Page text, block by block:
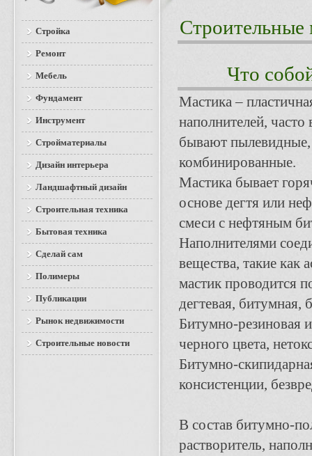
Строительные
Что
Мастика –
наполнителей,
бывают пылевидные,
комбинированные.
Мастика бывает
основе дегтя или
смеси с нефтяным
Наполнителями
вещества, такие как
мастик проводится
дегтевая, битумная,
Битумно-резиновая
черного цвета,
Битумно-
консистенции,
В состав битумно-
растворитель,
Стройка
Ремонт
Мебель
Фундамент
Инструмент
Стройматериалы
Дизайн интерьера
Ландшафтный дизайн
Строительная техника
Бытовая техника
Сделай сам
Полимеры
Публикации
Рынок недвижимости
Строительные новости